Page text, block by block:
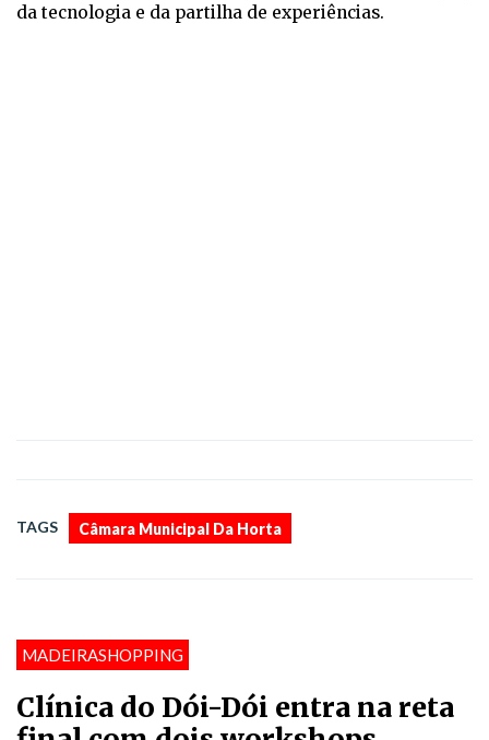
da tecnologia e da partilha de experiências.
TAGS Câmara Municipal Da Horta
MADEIRASHOPPING
Clínica do Dói-Dói entra na reta